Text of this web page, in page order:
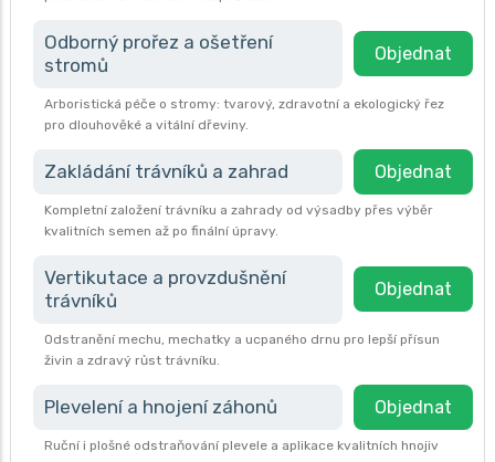
Odborný prořez a ošetření
stromů
Objednat
Arboristická péče o stromy: tvarový, zdravotní a ekologický řez
pro dlouhověké a vitální dřeviny.
Zakládání trávníků a zahrad Objednat
Kompletní založení trávníku a zahrady od výsadby přes výběr
kvalitních semen až po finální úpravy.
Vertikutace a provzdušnění
trávníků
Objednat
Odstranění mechu, mechatky a ucpaného drnu pro lepší přísun
živin a zdravý růst trávníku.
Plevelení a hnojení záhonů Objednat
Ruční i plošné odstraňování plevele a aplikace kvalitních hnojiv